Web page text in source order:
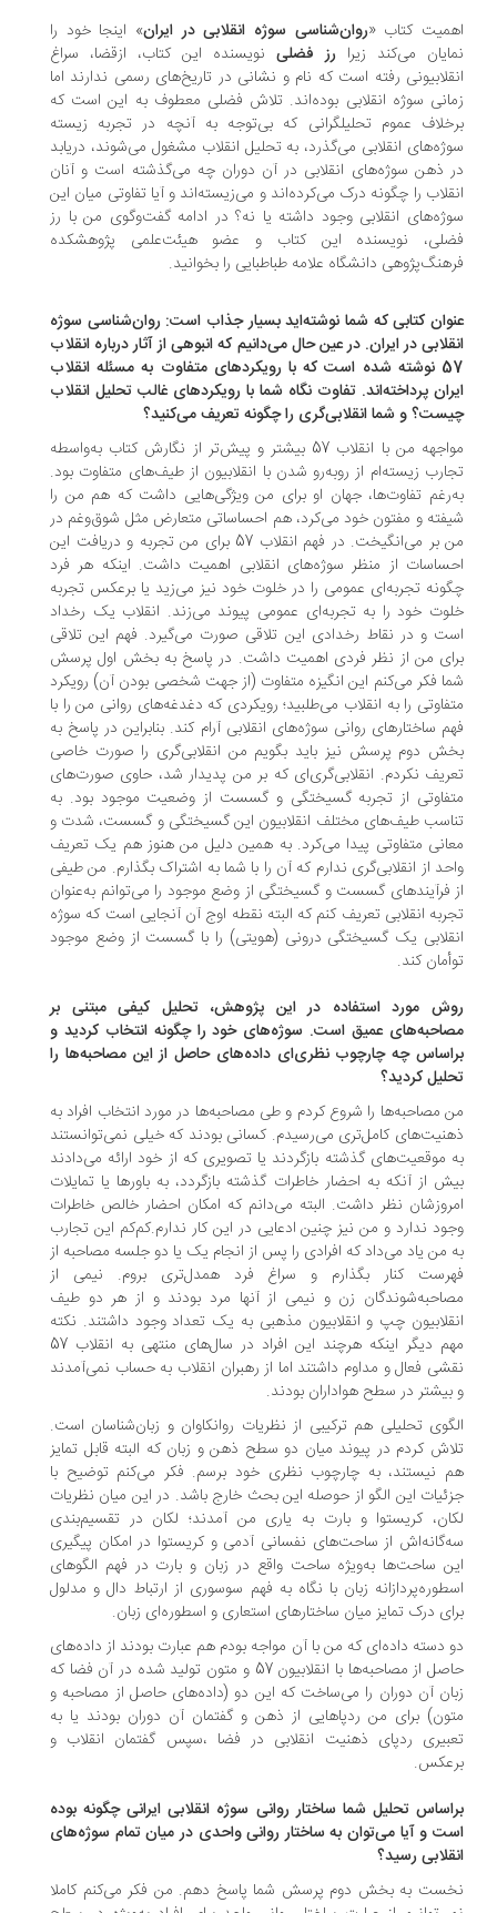
کتاب «روان‌شناسی سوژه انقلابی در ایران» اینجا خود را
می‌کند زیرارز فضلی نویسنده این کتاب، ازقضا، سراغ
رفته است که نام و نشانی در تاریخ‌های رسمی ندارند اما
سوژه انقلابی بوده‌اند. تلاش فضلی معطوف به این است که
عموم تحلیلگرانی که بی‌توجه به آنچه در تجربه زیسته
انقلابی می‌گذرد، به تحلیل انقلاب مشغول می‌شوند، دریابد
ذهن سوژه‌های انقلابی در آن دوران چه می‌گذشته است و آنان
را چگونه درک می‌کرده‌اند و می‌زیسته‌اند و آیا تفاوتی میان این
انقلابی وجود داشته یا نه؟ در ادامه گفت‌وگوی من با رز
نویسنده این کتاب و عضو هیئت‌علمی پژوهشکده
دانشگاه علامه طباطبایی را بخوانید.
کتابی که شما نوشته‌اید بسیار جذاب است: روان‌شناسی سوژه
در ایران. در عین حال می‌دانیم که انبوهی از آثار درباره انقلاب
57 نوشته شده است که با رویکردهای متفاوت به مسئله انقلاب
پرداخته‌اند. تفاوت نگاه شما با رویکردهای غالب تحلیل انقلاب
و شما انقلابی‌گری را چگونه تعریف می‌کنید؟
مواجهه من با انقلاب 57 بیشتر و پیش‌تر از نگارش کتاب به‌واسطه
زیسته‌ام از رو‌به‌رو شدن با انقلابیون از طیف‌های متفاوت بود.
تفاوت‌ها، جهان او برای من ویژگی‌هایی داشت که هم من را
و مفتون خود می‌کرد، هم احساساتی متعارض مثل شوق‌وغم در
من بر می‌انگیخت. در فهم انقلاب 57 برای من تجربه و دریافت این
از منظر سوژه‌های انقلابی اهمیت داشت. اینکه هر فرد
تجربه‌ای عمومی را در خلوت خود نیز می‌زید یا برعکس تجربه
خود را به تجربه‌ای عمومی پیوند می‌زند. انقلاب یک رخداد
و در نقاط رخدادی این تلاقی صورت می‌گیرد. فهم این تلاقی
من از نظر فردی اهمیت داشت. در پاسخ به بخش اول پرسش
فکر می‌کنم این انگیزه متفاوت (از جهت شخصی بودن آن) رویکرد
را به انقلاب می‌طلبید؛ رویکردی که دغدغه‌های روانی من را با
ساختارهای روانی سوژه‌های انقلابی آرام کند. بنابراین در پاسخ به
دوم پرسش نیز باید بگویم من انقلابی‌گری را صورت خاصی
نکردم. انقلابی‌گری‌ای که بر من پدیدار شد، حاوی صورت‌های
از تجربه گسیختگی و گسست از وضعیت موجود بود. به
طیف‌های مختلف انقلابیون این گسیختگی و گسست، شدت و
متفاوتی پیدا می‌کرد. به همین دلیل من هنوز هم یک تعریف
از انقلابی‌گری ندارم که آن را با شما به اشتراک بگذارم. من طیفی
فرآیندهای گسست و گسیختگی از وضع موجود را می‌توانم به‌عنوان
انقلابی تعریف کنم که البته نقطه اوج آن آنجایی است که سوژه
یک گسیختگی درونی (هویتی) را با گسست از وضع موجود
کند.
مورد استفاده در این پژوهش، تحلیل کیفی مبتنی بر
عمیق است. سوژه‌های خود را چگونه انتخاب کردید و
چه چارچوب نظری‌ای داده‌های حاصل از این مصاحبه‌ها را
کردید؟
مصاحبه‌ها را شروع کردم و طی مصاحبه‌ها در مورد انتخاب افراد به
کامل‌تری می‌رسیدم. کسانی بودند که خیلی نمی‌توانستند
موقعیت‌های گذشته بازگردند یا تصویری که از خود ارائه می‌دادند
از آنکه به احضار خاطرات گذشته بازگردد، به باورها یا تمایلات
نظر داشت. البته می‌دانم که امکان احضار خالص خاطرات
ندارد و من نیز چنین ادعایی در این کار ندارم.کم‌کم این تجارب
من یاد می‌داد که افرادی را پس از انجام یک یا دو جلسه مصاحبه از
کنار بگذارم و سراغ فرد همدل‌تری بروم. نیمی از
زن و نیمی از آنها مرد بودند و از هر دو طیف
چپ و انقلابیون مذهبی به یک تعداد وجود داشتند. نکته
مهم دیگر اینکه هرچند این افراد در سال‌های منتهی به انقلاب 57
فعال و مداوم داشتند اما از رهبران انقلاب به حساب نمی‌آمدند
در سطح هواداران بودند.
تحلیلی هم ترکیبی از نظریات روانکاوان و زبان‌شناسان است.
کردم در پیوند میان دو سطح ذهن و زبان که البته قابل تمایز
نیستند، به چارچوب نظری خود برسم. فکر می‌کنم توضیح با
این الگو از حوصله این بحث خارج باشد. در این میان نظریات
کریستوا و بارت به یاری من آمدند؛ لکان در تقسیم‌بندی
از ساحت‌های نفسانی آدمی و کریستوا در امکان پیگیری
ساحت‌ها به‌ویژه ساحت واقع در زبان و بارت در فهم الگوهای
زبان با نگاه به فهم سوسوری از ارتباط دال و مدلول
درک تمایز میان ساختارهای استعاری و اسطوره‌ای زبان.
دسته داده‌ای که من با آن مواجه بودم هم عبارت بودند از داده‌های
حاصل از مصاحبه‌ها با انقلابیون 57 و متون تولید شده در آن فضا که
آن دوران را می‌ساخت که این دو (داده‌های حاصل از مصاحبه و
برای من ردپاهایی از ذهن و گفتمان آن دوران بودند یا به
ردپای ذهنیت انقلابی در فضا ،سپس گفتمان انقلاب و
تحلیل شما ساختار روانی سوژه انقلابی ایرانی چگونه بوده
و آیا می‌توان به ساختار روانی واحدی در میان تمام سوژه‌های
رسید؟
به بخش دوم پرسش شما پاسخ دهم. من فکر می‌کنم کاملا